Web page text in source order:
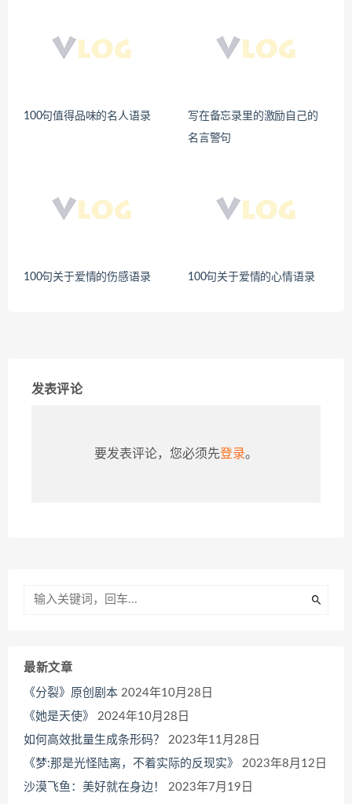
100句值得品味的名人语录
写在备忘录里的激励自己的
名言警句
100句关于爱情的伤感语录 100句关于爱情的心情语录
发表评论
要发表评论，您必须先登录。
最新文章
《分裂》原创剧本 2024年10月28日
《她是天使》
2024年10月28日
如何高效批量生成条形码？
2023年11月28日
《梦:那是光怪陆离，不着实际的反现实》
2023年8月12日
沙漠飞鱼：美好就在身边！
2023年7月19日